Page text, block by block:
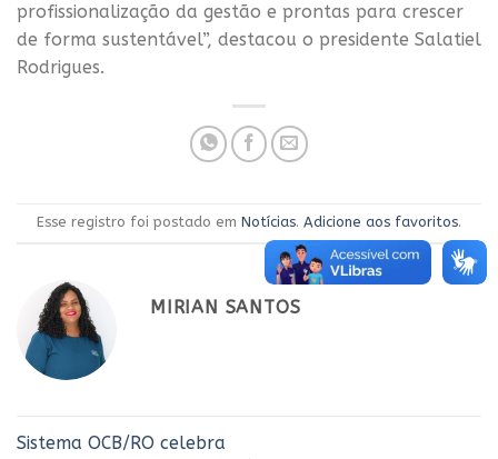
profissionalização da gestão e prontas para crescer
de forma sustentável”, destacou o presidente Salatiel
Rodrigues.
Esse registro foi postado em Notícias. Adicione aos favoritos.
MIRIAN SANTOS
Sistema OCB/RO celebra